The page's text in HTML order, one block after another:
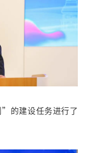
”的建设任务进行了